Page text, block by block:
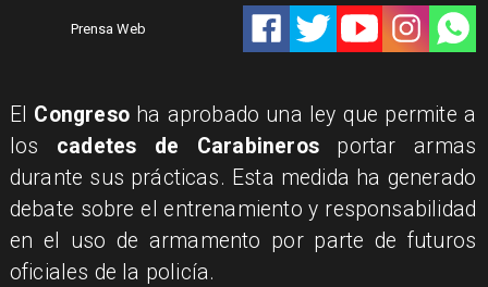
Prensa Web
El Congresoha aprobado una ley que permite a
los cadetes de Carabinerosportar armas
durante sus prácticas. Esta medida ha generado
debate sobre el entrenamiento y responsabilidad
en el uso de armamento por parte de futuros
oficiales de la policía.